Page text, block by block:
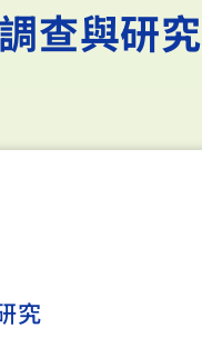
查與研究
究